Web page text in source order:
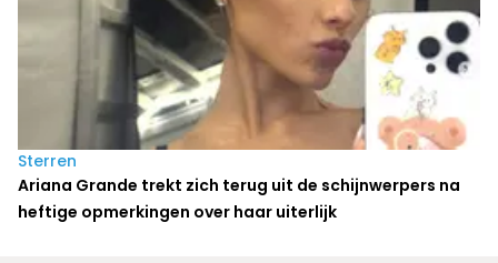
Sterren
Ariana Grande trekt zich terug uit de schijnwerpers na
heftige opmerkingen over haar uiterlijk